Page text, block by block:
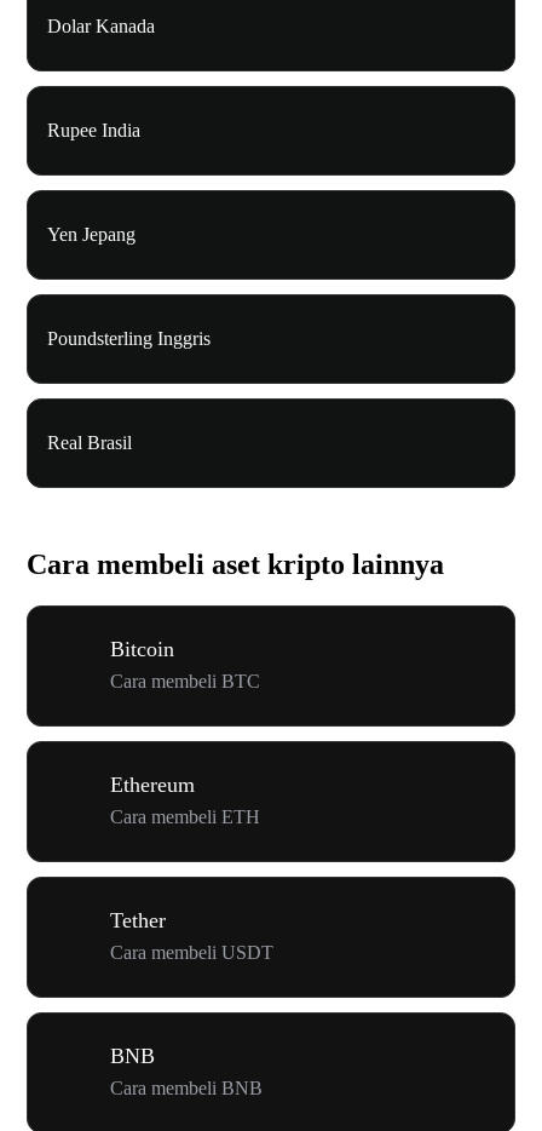
Dolar Kanada
Rupee India
Yen Jepang
Poundsterling Inggris
Real Brasil
Cara membeli aset kripto lainnya
Bitcoin
Cara membeli BTC
Ethereum
Cara membeli ETH
Tether
Cara membeli USDT
BNB
Cara membeli BNB